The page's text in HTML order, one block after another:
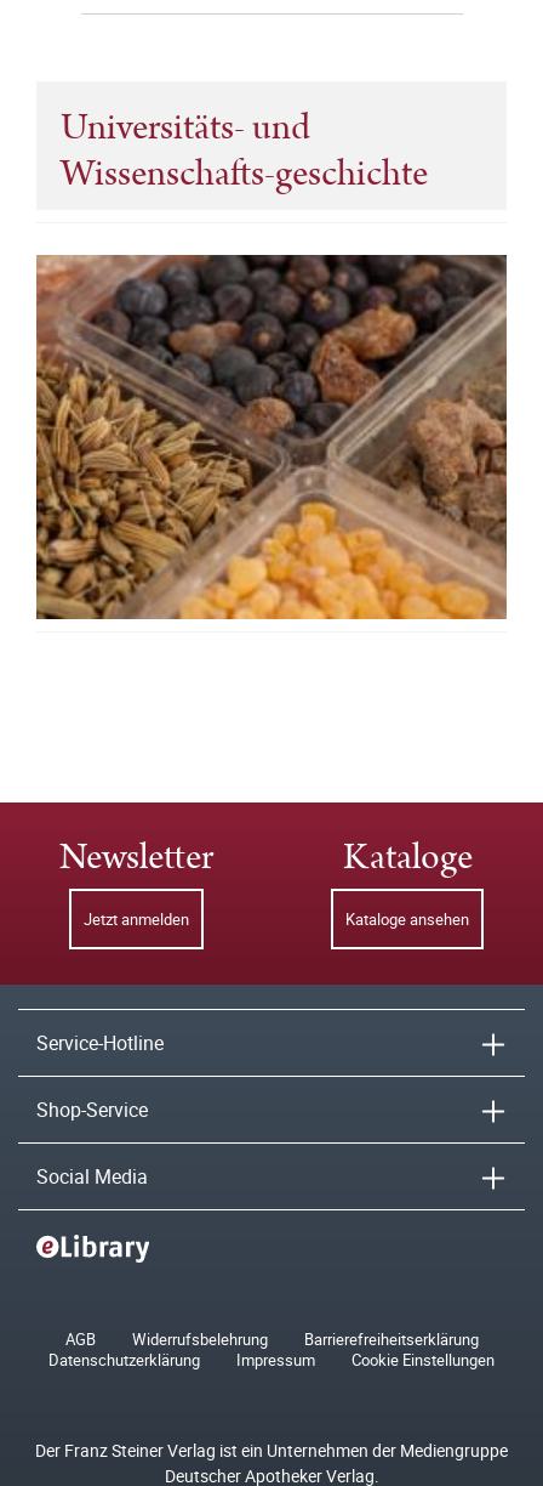
Universitäts- und
Wissenschafts-geschichte
Newsletter
Jetzt anmelden
Kataloge
Kataloge ansehen
Service-Hotline
Shop-Service
Social Media
AGB Widerrufsbelehrung
Barrierefreiheitserklärung
Datenschutzerklärung
Impressum Cookie Einstellungen
Der Franz Steiner Verlag ist ein Unternehmen der Mediengruppe
Deutscher Apotheker Verlag.